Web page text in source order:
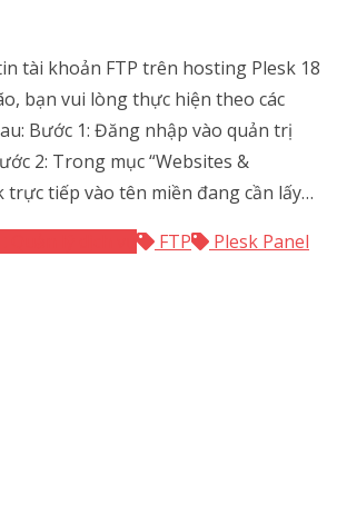
tài khoản FTP trên hosting Plesk 18
bạn vui lòng thực hiện theo các
Bước 1: Đăng nhập vào quản trị
2: Trong mục “Websites &
trực tiếp vào tên miền đang cần lấy…
FTP Plesk Panel